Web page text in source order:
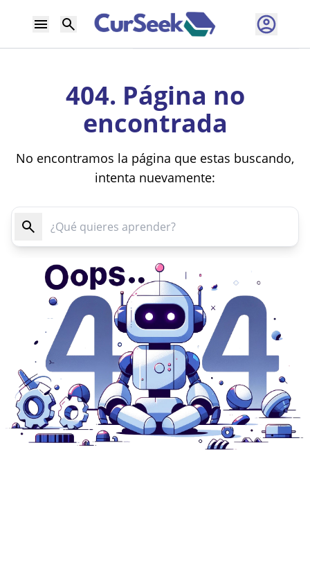
404. Página no
encontrada
No encontramos la página que estas buscando,
intenta nuevamente: